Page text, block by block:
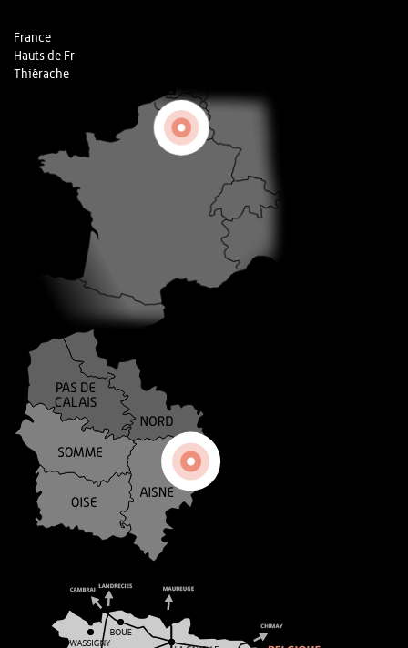
France
Hauts de Fr
Thiérache